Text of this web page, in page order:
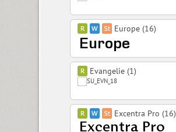
Europe (16)
Evangelie (1)
Excentra Pro (16)